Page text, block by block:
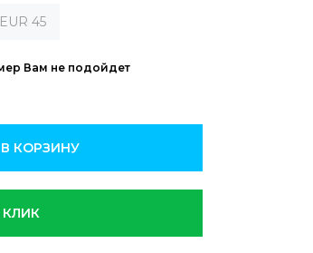
EUR 45
Вам не подойдет
В КОРЗИНУ